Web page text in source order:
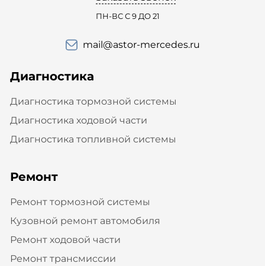
ПН-ВС С 9 ДО 21
mail@astor-mercedes.ru
Диагностика
Диагностика тормозной системы
Диагностика ходовой части
Диагностика топливной системы
Ремонт
Ремонт тормозной системы
Кузовной ремонт автомобиля
Ремонт ходовой части
Ремонт трансмиссии